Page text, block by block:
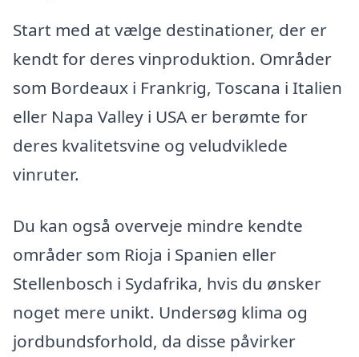
Start med at vælge destinationer, der er
kendt for deres vinproduktion. Områder
som Bordeaux i Frankrig, Toscana i Italien
eller Napa Valley i USA er berømte for
deres kvalitetsvine og veludviklede
vinruter.
Du kan også overveje mindre kendte
områder som Rioja i Spanien eller
Stellenbosch i Sydafrika, hvis du ønsker
noget mere unikt. Undersøg klima og
jordbundsforhold, da disse påvirker